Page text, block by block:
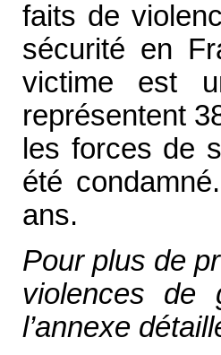
faits de
sécurité en
victime est
représentent
les forces de
été
ans.
Pour plus de
violences de
l’annexe